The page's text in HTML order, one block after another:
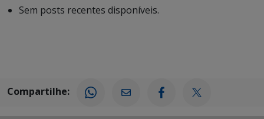
Sem posts recentes disponíveis.
Compartilhe: